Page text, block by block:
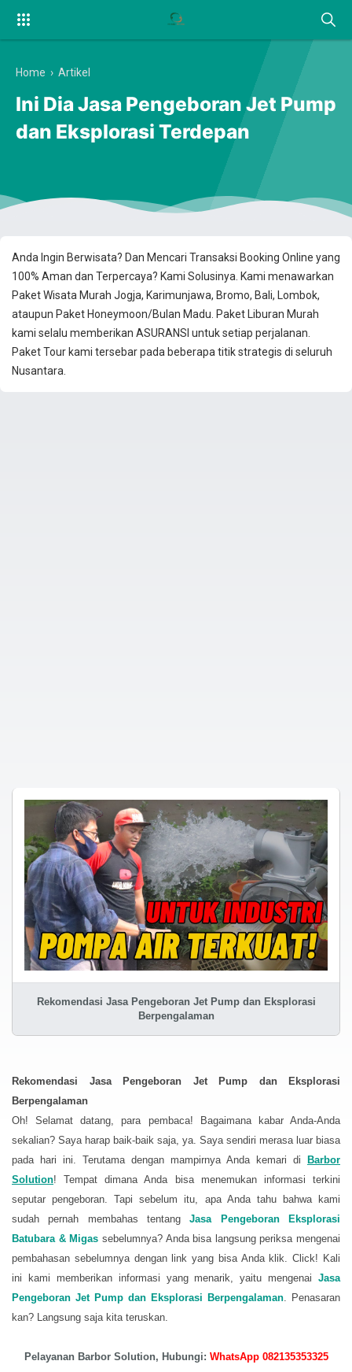
Anda Ingin Berwisata? Dan Mencari Transaksi Booking Online yang
100% Aman dan Terpercaya? Kami Solusinya. Kami menawarkan
Paket Wisata Murah Jogja, Karimunjawa, Bromo, Bali, Lombok,
ataupun Paket Honeymoon/Bulan Madu. Paket Liburan Murah
kami selalu memberikan ASURANSI untuk setiap perjalanan.
Paket Tour kami tersebar pada beberapa titik strategis di seluruh
Nusantara.
Home › Artikel
Ini Dia Jasa Pengeboran Jet Pump
dan Eksplorasi Terdepan
Rekomendasi Jasa Pengeboran Jet Pump dan Eksplorasi
Berpengalaman
Rekomendasi Jasa Pengeboran Jet Pump dan Eksplorasi
Berpengalaman
Oh! Selamat datang, para pembaca! Bagaimana kabar Anda-Anda
sekalian? Saya harap baik-baik saja, ya. Saya sendiri merasa luar biasa
pada hari ini. Terutama dengan mampirnya Anda kemari di
Barbor
Solution! Tempat dimana Anda bisa menemukan informasi terkini
seputar pengeboran. Tapi sebelum itu, apa Anda tahu bahwa kami
sudah pernah membahas tentangJasa Pengeboran Eksplorasi
Batubara & Migas sebelumnya? Anda bisa langsung periksa mengenai
pembahasan sebelumnya dengan link yang bisa Anda klik. Click! Kali
ini kami memberikan informasi yang menarik, yaitu mengenai Jasa
Pengeboran Jet Pump dan Eksplorasi Berpengalaman. Penasaran
kan? Langsung saja kita teruskan.
Pelayanan Barbor Solution, Hubungi: WhatsApp 082135353325